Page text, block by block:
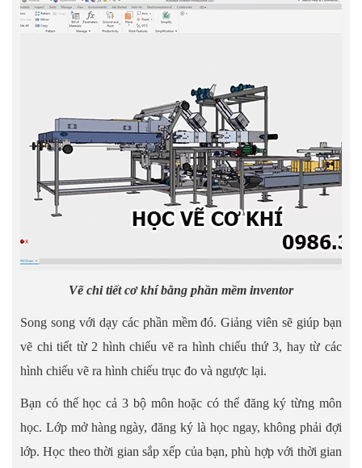
Vẽ chi tiết cơ khí bằng phần mềm inventor
Song song với dạy các phần mềm đó. Giảng viên sẽ giúp bạn
vẽ chi tiết từ 2 hình chiếu vẽ ra hình chiếu thứ 3, hay từ các
hình chiếu vẽ ra hình chiếu trục đo và ngược lại.
Bạn có thể học cả 3 bộ môn hoặc có thể đăng ký từng môn
học. Lớp mở hàng ngày, đăng ký là học ngay, không phải đợi
lớp. Học theo thời gian sắp xếp của bạn, phù hợp với thời gian